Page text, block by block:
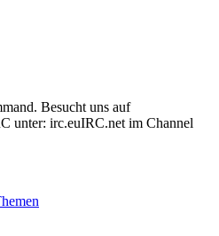
Besucht uns auf
unter: irc.euIRC.net im Channel